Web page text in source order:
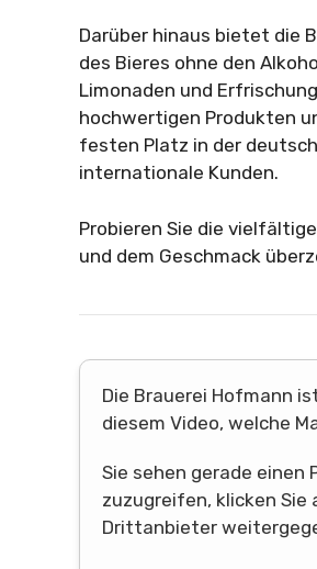
Darüber hinaus bietet die
des Bieres ohne den
Limonaden und
hochwertigen Produkten
festen Platz in der
internationale Kunden.
Probieren Sie die
und dem Geschmack
Die Brauerei Hofmann
diesem Video, welche
Sie sehen gerade
zuzugreifen, klicken
Drittanbieter